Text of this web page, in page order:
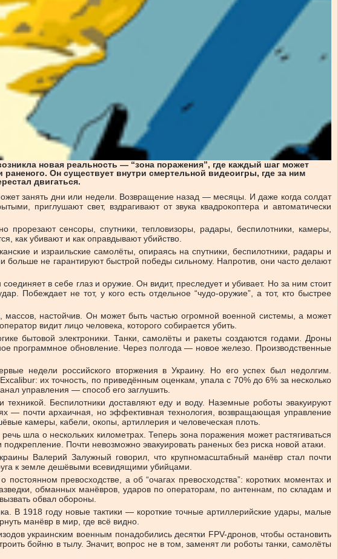
новая реальность — “зона поражения”, где каждый шаг может
Он существует внутри смертельной видеоигры, где за ним
двигаться.
занять дни или недели. Возвращение назад — месяцы. И даже когда солдат
приглушают свет, вздрагивают от звука квадрокоптера и автоматически
сенсоры, спутники, тепловизоры, радары, беспилотники, камеры,
как убивают и как оправдывают убийство.
и израильские самолёты, опираясь на спутники, беспилотники, радары и
не гарантируют быстрой победы сильному. Напротив, они часто делают
в себе глаз и оружие. Он видит, преследует и убивает. Но за ним стоит
Побеждает не тот, у кого есть отдельное “чудо-оружие”, а тот, кто быстрее
настойчив. Он может быть частью огромной военной системы, а может
видит лицо человека, которого собирается убить.
бытовой электроники. Танки, самолёты и ракеты создаются годами. Дроны
программное обновление. Через полгода — новое железо. Производственные
недели российского вторжения в Украину. Но его успех был недолгим.
их точность, по приведённым оценкам, упала с 70% до 6% за несколько
управления — способ его заглушить.
Беспилотники доставляют еду и воду. Наземные роботы эвакуируют
— почти архаичная, но эффективная технология, возвращающая управление
камеры, кабели, окопы, артиллерия и человеческая плоть.
шла о нескольких километрах. Теперь зона поражения может растягиваться
Почти невозможно эвакуировать раненых без риска новой атаки.
Валерий Залужный говорил, что крупномасштабный манёвр стал почти
к земле дешёвыми всевидящими убийцами.
превосходстве, а об “очагах превосходства”: коротких моментах и
обманных манёвров, ударов по операторам, по антеннам, по складам и
обвал обороны.
В 1918 году новые тактики — короткие точные артиллерийские удары, малые
манёвр в мир, где всё видно.
украинским военным понадобились десятки FPV-дронов, чтобы остановить
бойню в тылу. Значит, вопрос не в том, заменят ли роботы танки, самолёты